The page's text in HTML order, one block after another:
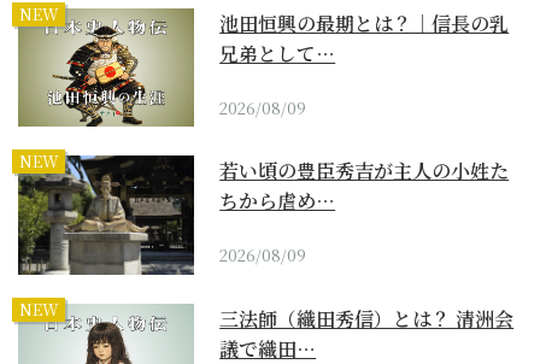
NEW
池田恒興の最期とは？｜信長の乳
兄弟として…
2026/08/09
NEW
若い頃の豊臣秀吉が主人の小姓た
ちから虐め…
2026/08/09
NEW
三法師（織田秀信）とは？ 清洲会
議で織田…